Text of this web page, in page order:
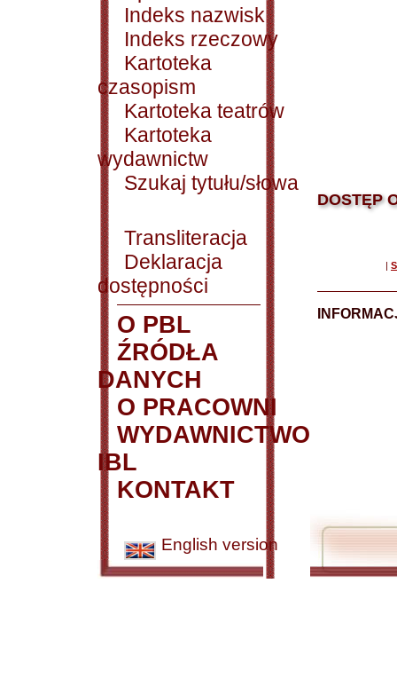
Indeks nazwisk
Indeks rzeczowy
Kartoteka
czasopism
Kartoteka teatrów
Kartoteka
wydawnictw
Szukaj tytułu/słowa
Transliteracja
Deklaracja
dostępności
O PBL
ŹRÓDŁA
DANYCH
O PRACOWNI
WYDAWNICTWO
IBL
KONTAKT
English version
DOSTĘP
|